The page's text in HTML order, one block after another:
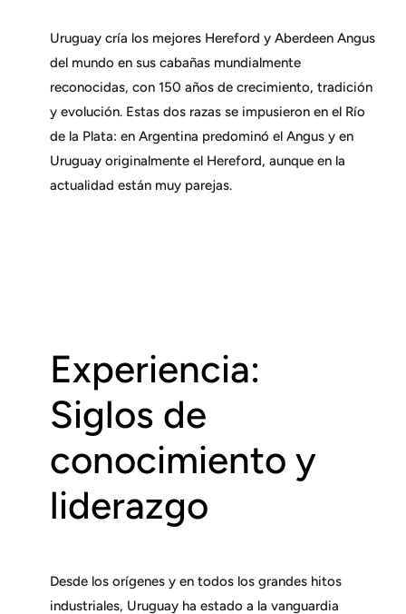
Uruguay cría los mejores Hereford y Aberdeen Angus
del mundo en sus cabañas mundialmente
reconocidas, con 150 años de crecimiento, tradición
y evolución. Estas dos razas se impusieron en el Río
de la Plata: en Argentina predominó el Angus y en
Uruguay originalmente el Hereford, aunque en la
actualidad están muy parejas.
Experiencia:
Siglos de
conocimiento y
liderazgo
Desde los orígenes y en todos los grandes hitos
industriales, Uruguay ha estado a la vanguardia